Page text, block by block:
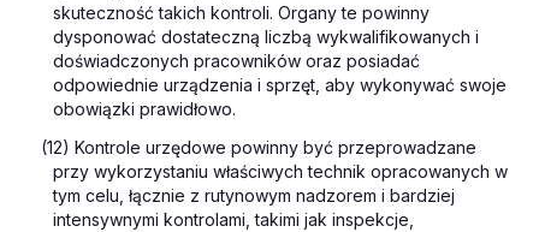
skuteczność takich kontroli. Organy te powinny
dysponować dostateczną liczbą wykwalifikowanych i
doświadczonych pracowników oraz posiadać
odpowiednie urządzenia i sprzęt, aby wykonywać swoje
obowiązki prawidłowo.
(12) Kontrole urzędowe powinny być przeprowadzane
przy wykorzystaniu właściwych technik opracowanych w
tym celu, łącznie z rutynowym nadzorem i bardziej
intensywnymi kontrolami, takimi jak inspekcje,